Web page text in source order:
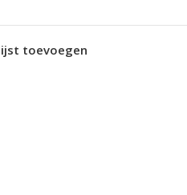
toevoegen